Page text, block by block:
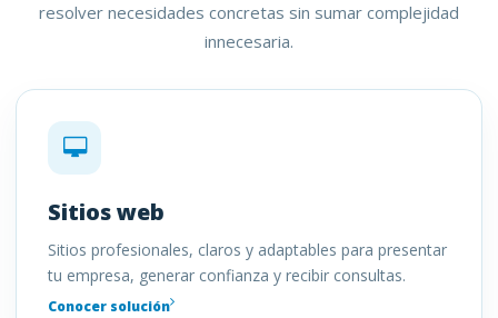
resolver necesidades concretas sin sumar complejidad
innecesaria.
Sitios web
Sitios profesionales, claros y adaptables para presentar
tu empresa, generar confianza y recibir consultas.
Conocer solución